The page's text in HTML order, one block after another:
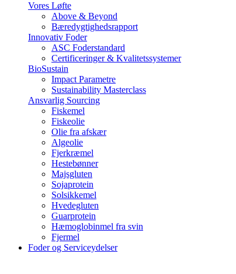
Vores Løfte
Above & Beyond
Bæredygtighedsrapport
Innovativ Foder
ASC Foderstandard
Certificeringer & Kvalitetssystemer
BioSustain
Impact Parametre
Sustainability Masterclass
Ansvarlig Sourcing
Fiskemel
Fiskeolie
Olie fra afskær
Algeolie
Fjerkræmel
Hestebønner
Majsgluten
Sojaprotein
Solsikkemel
Hvedegluten
Guarprotein
Hæmoglobinmel fra svin
Fjermel
Foder og Serviceydelser